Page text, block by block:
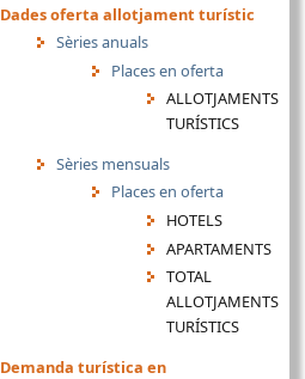
Dades oferta allotjament turístic
Sèries anuals
Places en oferta
ALLOTJAMENTS
TURÍSTICS
Sèries mensuals
Places en oferta
HOTELS
APARTAMENTS
TOTAL
ALLOTJAMENTS
TURÍSTICS
Demanda turística en